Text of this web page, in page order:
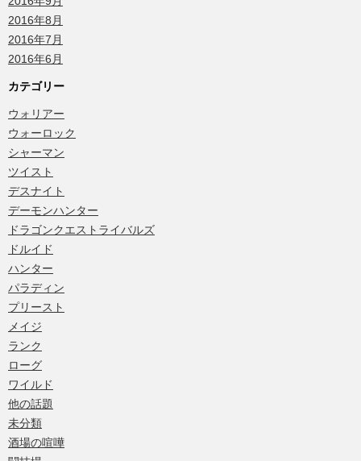
2016年8月
2016年7月
2016年6月
カテゴリー
ウォリアー
ウォーロック
シャーマン
ツイスト
デスナイト
デーモンハンター
ドラゴンクエストライバルズ
ドルイド
ハンター
パラディン
プリースト
メイジ
ランク
ローグ
ワイルド
他の話題
未分類
酒場の喧嘩